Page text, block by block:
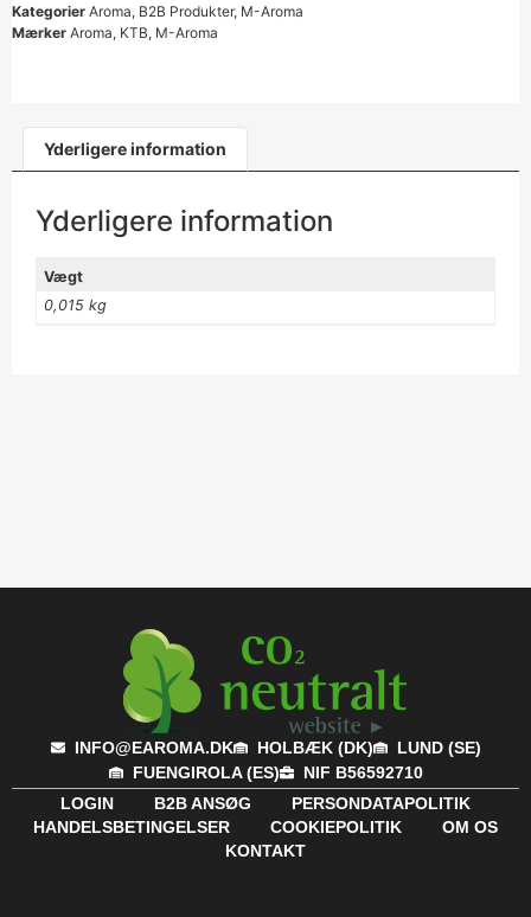
Kategorier Aroma, B2B Produkter, M-Aroma
Mærker Aroma, KTB, M-Aroma
Yderligere information
Yderligere information
Vægt
0,015 kg
INFO@EAROMA.DK HOLBÆK (DK)
LUND (SE)
FUENGIROLA (ES)
NIF B56592710
LOGIN
B2B ANSØG
PERSONDATAPOLITIK
HANDELSBETINGELSER
COOKIEPOLITIK
OM OS
KONTAKT